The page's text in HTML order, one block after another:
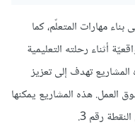
مهارات المتعلّم، كما
أثناء رحلته التعليمية
تهدف إلى تعزيز
العمل. هذه المشاريع يمكنها
رقم 3.